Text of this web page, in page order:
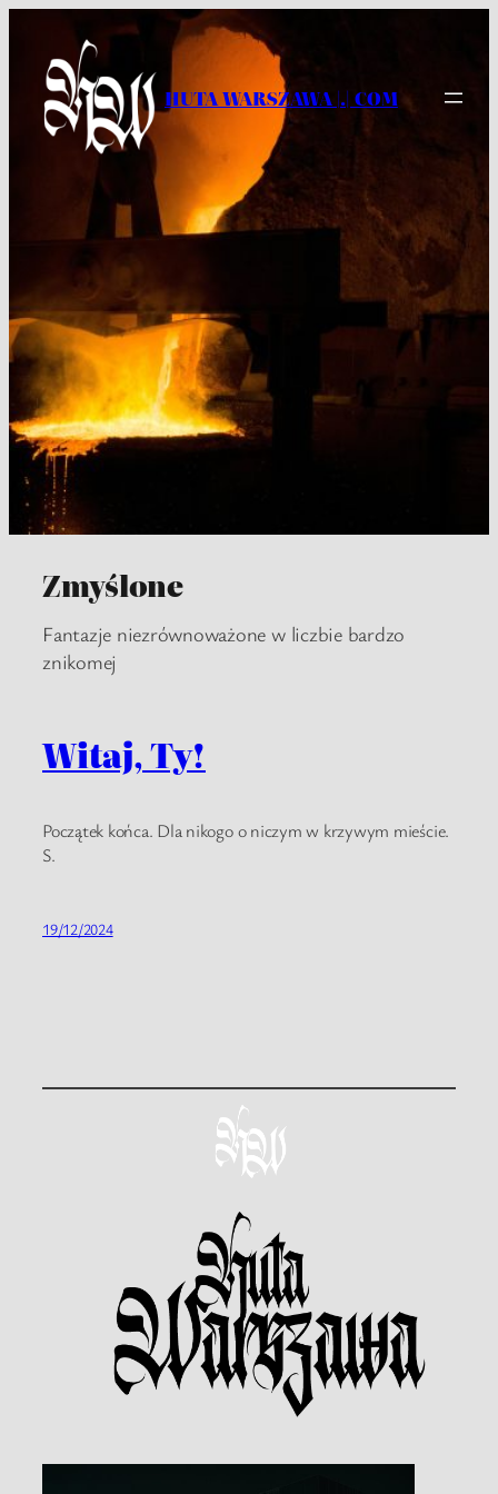
treści
HUTA WARSZAWA |.| COM
Zmyślone
Fantazje niezrównoważone w liczbie bardzo
znikomej
Witaj, Ty!
Początek końca. Dla nikogo o niczym w krzywym mieście.
S.
19/12/2024